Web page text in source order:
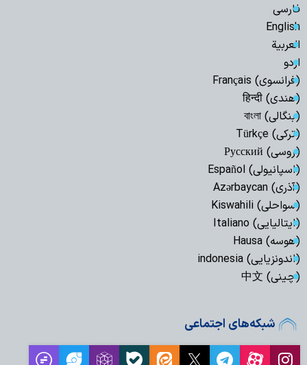
فارسی
English
العربیة
اردو
(فرانسوی) Français
(هندی) हिन्दी
(بنگالی) বাংলা
(ترکی) Türkçe
(روسی) Русский
(اسپانیولی) Español
(آذری) Azərbaycan
(سواحلی) Kiswahili
(ایتالیایی) Italiano
(هوسه) Hausa
(اندونزیایی) indonesia
(چینی) 中文
شبکه‌های اجتماعی